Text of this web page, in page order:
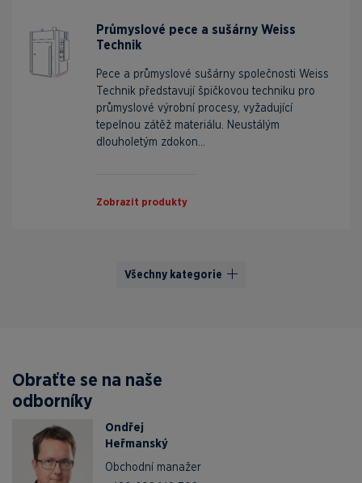
Průmyslové pece a sušárny Weiss
Technik
Pece a průmyslové sušárny společnosti Weiss
Technik představují špičkovou techniku pro
průmyslové výrobní procesy, vyžadující
tepelnou zátěž materiálu. Neustálým
dlouholetým zdokon...
Zobrazit produkty
Všechny kategorie
Obraťte se na naše
odborníky
Ondřej
Heřmanský
Obchodní manažer